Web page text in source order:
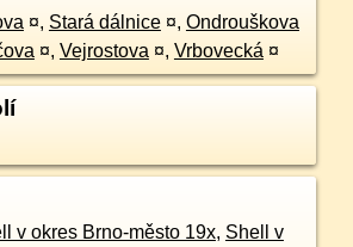
¤, Stará dálnice ¤, Ondrouškova
¤, Vejrostova ¤, Vrbovecká ¤
v okres Brno-město 19x, Shell v